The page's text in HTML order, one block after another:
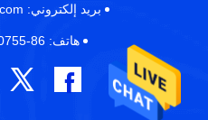
بريد إلكتروني:
هاتف: